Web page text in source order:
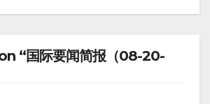
“国际要闻简报（08-20-